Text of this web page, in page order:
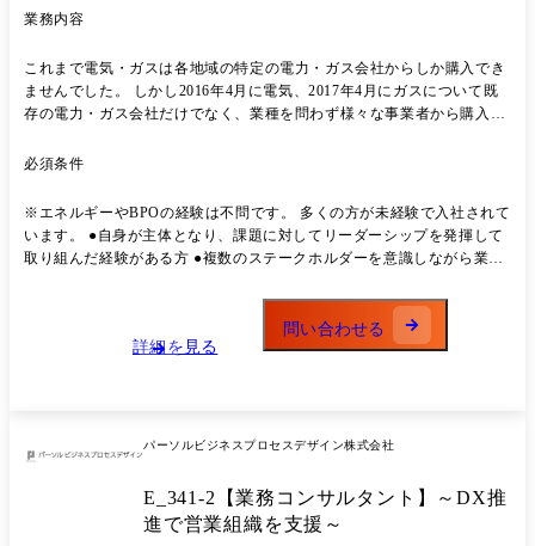
業務内容
これまで電気・ガスは各地域の特定の電力・ガス会社からしか購入でき
ませんでした。 しかし2016年4月に電気、2017年4月にガスについて既
存の電力・ガス会社だけでなく、業種を問わず様々な事業者から購入で
ュートラルなどの環境に関わる取り組みや地球規模でのエネルギー問題
ネルギーマーケットも盛り上がりを見せています。 そういった領域で成
長を続ける民間企業と共に、ビジネスパートナーとして支援をするのが
私たちの仕事です。 理想のプランを提案して終わりではなく、クライア
で行えるのがこの仕事の醍醐味。 各チームが役割分担し、連携を密に行
うことでミッションの達成を目指していきます。 【具体的には】 エネ
ルギーに関連する民間企業にて、事業推進を行うビジネス支援として事
り組みます。 クライアントの声に耳を傾け、現場の業務フローや組織状
するため、様々な立場の人たちをチームとしてまとめていただく役割も
あります。 <各チームの役割> プロジェクトは原則年単位で進行。 工程
必須条件
※エネルギーやBPOの経験は不問です。 多くの方が未経験で入社されて
います。 ●自身が主体となり、課題に対してリーダーシップを発揮して
取り組んだ経験がある方 ●複数のステークホルダーを意識しながら業務
詳細を見る
問い合わせる
パーソルビジネスプロセスデザイン株式会社
E_341-2【業務コンサルタント】～DX推
進で営業組織を支援～